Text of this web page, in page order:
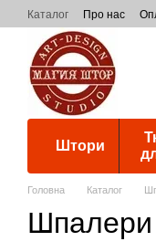
Перейти к основному
Каталог Про нас
Штори
Головна Каталог
Шпалери